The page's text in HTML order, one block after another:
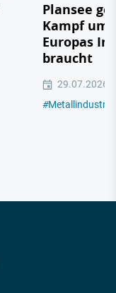
Plansee
Kampf um
Europas
braucht
29.07.2026
#Metallindustrie